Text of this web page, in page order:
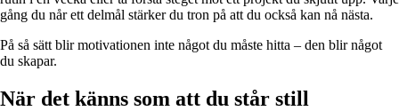
gång du når ett delmål stärker du tron på att du också kan nå nästa.
På så sätt blir motivationen inte något du måste hitta – den blir något
du skapar.
När det känns som att du står still